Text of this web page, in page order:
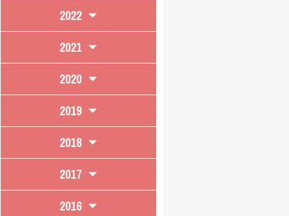
2022
2021
2020
2019
2018
2017
2016